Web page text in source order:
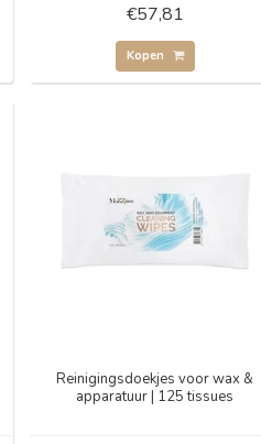
€57,81
Kopen
Reinigingsdoekjes voor wax &
apparatuur | 125 tissues